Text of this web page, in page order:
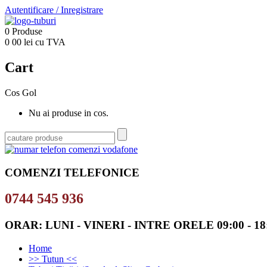
Autentificare /Inregistrare
0 Produse
0 00 lei cu TVA
Cart
Cos Gol
Nu ai produse in cos.
COMENZI TELEFONICE
0744 545 936
ORAR: LUNI - VINERI - INTRE ORELE 09:00 -
Home
>> Tutun <<